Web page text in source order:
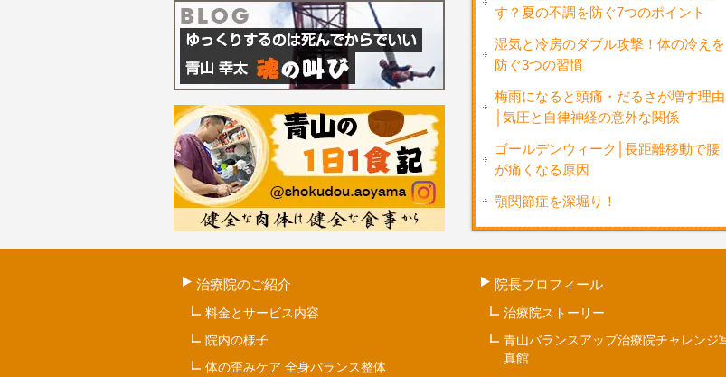
す？夏の不調を防ぐ7つのポイント
湿気と冷房のダブル攻撃！体の冷えを
防ぐ3つの習慣
梅雨になると頭痛・だるさが増す理由
│気圧と自律神経の意外な関係
ゴールデンウィーク│長距離移動で腰
が痛くなる原因
顎関節症を深堀り！
治療院のご紹介
料金とサービス内容
院内の様子
体の歪みケア 全身バランス整体
院長プロフィール
治療院ストーリー
青山バランスアップ治療院チャレンジ
真館